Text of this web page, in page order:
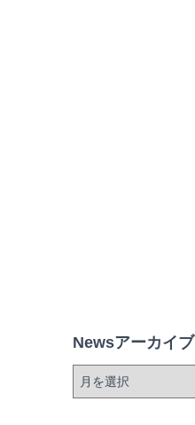
Newsアーカイブ